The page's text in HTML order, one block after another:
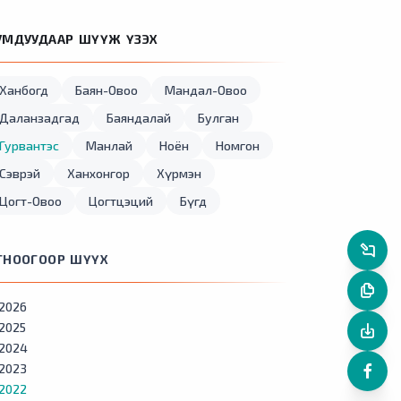
ШҮҮЖ ҮЗЭХ
Ханбогд Баян-Овоо
Мандал-Овоо
Даланзадгад
Баяндалай
Булган
Гурвантэс
Манлай Ноён
Номгон
Сэврэй
Ханхонгор
Хүрмэн
Цогт-Овоо
Цогтцэций Бүгд
ШҮҮХ